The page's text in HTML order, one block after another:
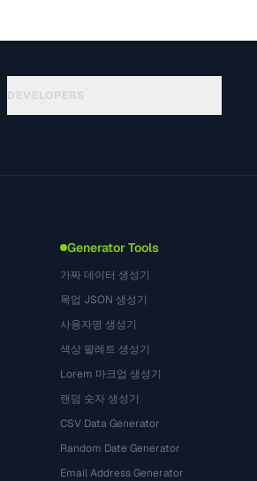
DEVELOPERS
Generator Tools
가짜 데이터 생성기
목업 JSON 생성기
사용자명 생성기
색상 팔레트 생성기
Lorem 마크업 생성기
랜덤 숫자 생성기
CSV Data Generator
Random Date Generator
Email Address Generator